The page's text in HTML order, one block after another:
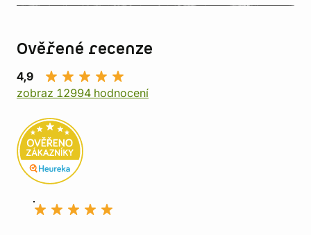
Ověřené recenze
4,9
zobraz 12994 hodnocení